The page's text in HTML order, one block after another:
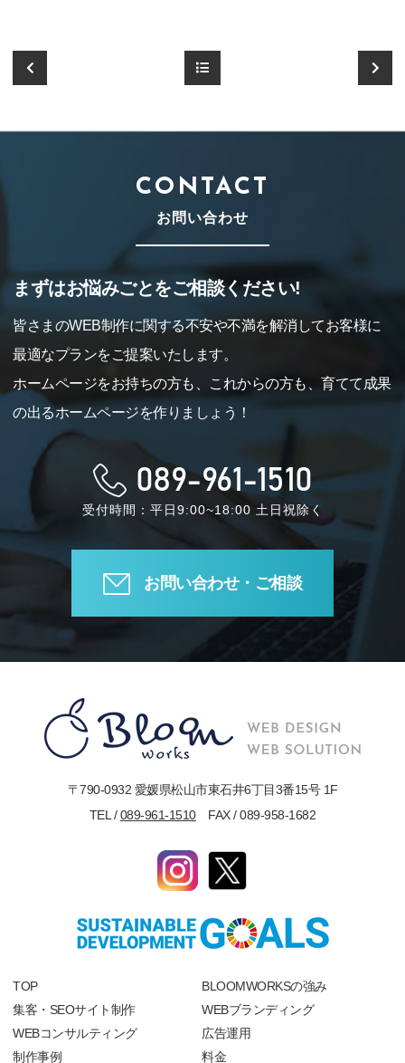
CONTACT
お問い合わせ
まずはお悩みごとをご相談ください!
皆さまのWEB制作に関する不安や不満を解消してお客様に
最適なプランをご提案いたします。
ホームページをお持ちの方も、これからの方も、育てて成果
の出るホームページを作りましょう！
089-961-1510
受付時間：平日9:00~18:00 土日祝除く
お問い合わせ・ご相談
〒790-0932 愛媛県松山市東石井6丁目3番15号 1F
TEL /089-961-1510FAX / 089-958-1682
TOP
BLOOMWORKSの強み
集客・SEOサイト制作
WEBブランディング
WEBコンサルティング
広告運用
制作事例
料金